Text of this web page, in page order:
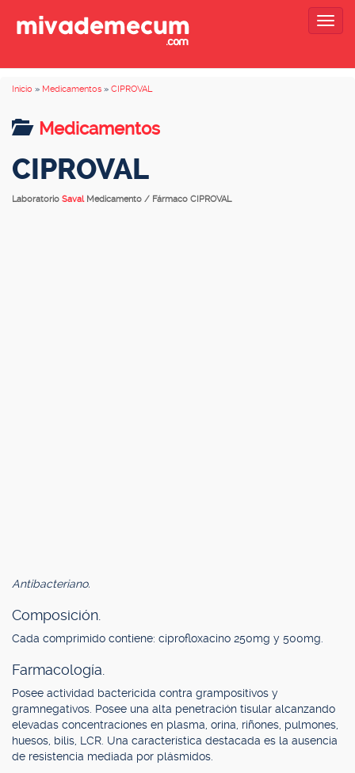
Inicio » Medicamentos » CIPROVAL
Medicamentos
CIPROVAL
Laboratorio Saval Medicamento / Fármaco CIPROVAL
Antibacteriano.
Composición.
Cada comprimido contiene: ciprofloxacino 250mg y 500mg.
Farmacología.
Posee actividad bactericida contra grampositivos y
gramnegativos. Posee una alta penetración tisular alcanzando
elevadas concentraciones en plasma, orina, riñones, pulmones,
huesos, bilis, LCR. Una característica destacada es la ausencia
de resistencia mediada por plásmidos.